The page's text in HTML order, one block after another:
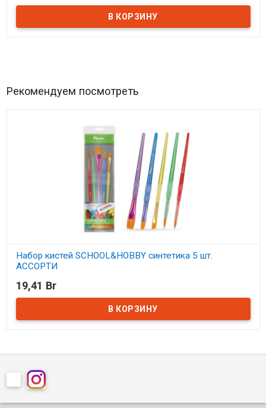
Рекомендуем посмотреть
Набор кистей SCHOOL&HOBBY синтетика 5 шт.
АССОРТИ
В наличии
19,41 Br